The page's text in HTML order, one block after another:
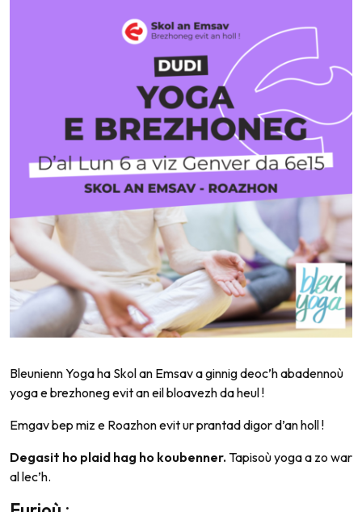
Bleunienn Yoga ha Skol an Emsav a ginnig deoc’h abadennoù
yoga e brezhoneg evit an eil bloavezh da heul !
Emgav bep miz e Roazhon evit ur prantad digor d’an holl !
Degasit ho plaid hag ho koubenner. Tapisoù yoga a zo war
al lec’h.